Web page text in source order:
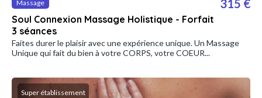
Massage
Soul Connexion Massage Holistique - Forfait
3 séances
315 €
Faites durer le plaisir avec une expérience unique. Un Massage
Unique qui fait du bien à votre CORPS, votre COEUR...
Super établissement